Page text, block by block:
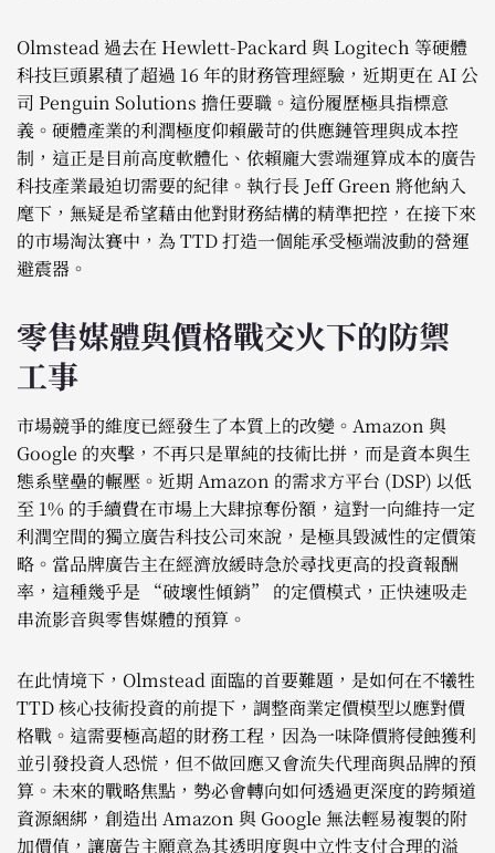
Olmstead 過去在 Hewlett-Packard 與 Logitech 等硬體
科技巨頭累積了超過 16 年的財務管理經驗，近期更在 AI 公
司 Penguin Solutions 擔任要職。這份履歷極具指標意
義。硬體產業的利潤極度仰賴嚴苛的供應鏈管理與成本控
制，這正是目前高度軟體化、依賴龐大雲端運算成本的廣告
科技產業最迫切需要的紀律。執行長 Jeff Green 將他納入
麾下，無疑是希望藉由他對財務結構的精準把控，在接下來
的市場淘汰賽中，為 TTD 打造一個能承受極端波動的營運
避震器。
零售媒體與價格戰交火下的防禦
工事
市場競爭的維度已經發生了本質上的改變。Amazon 與
Google 的夾擊，不再只是單純的技術比拼，而是資本與生
態系壁壘的輾壓。近期 Amazon 的需求方平台 (DSP) 以低
至 1% 的手續費在市場上大肆掠奪份額，這對一向維持一定
利潤空間的獨立廣告科技公司來說，是極具毀滅性的定價策
略。當品牌廣告主在經濟放緩時急於尋找更高的投資報酬
率，這種幾乎是 “破壞性傾銷” 的定價模式，正快速吸走
串流影音與零售媒體的預算。
在此情境下，Olmstead 面臨的首要難題，是如何在不犧牲
TTD 核心技術投資的前提下，調整商業定價模型以應對價
格戰。這需要極高超的財務工程，因為一味降價將侵蝕獲利
並引發投資人恐慌，但不做回應又會流失代理商與品牌的預
算。未來的戰略焦點，勢必會轉向如何透過更深度的跨頻道
資源綑綁，創造出 Amazon 與 Google 無法輕易複製的附
加價值，讓廣告主願意為其透明度與中立性支付合理的溢